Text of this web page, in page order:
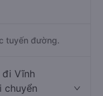
tuyến đường.
đi Vĩnh
chuyển